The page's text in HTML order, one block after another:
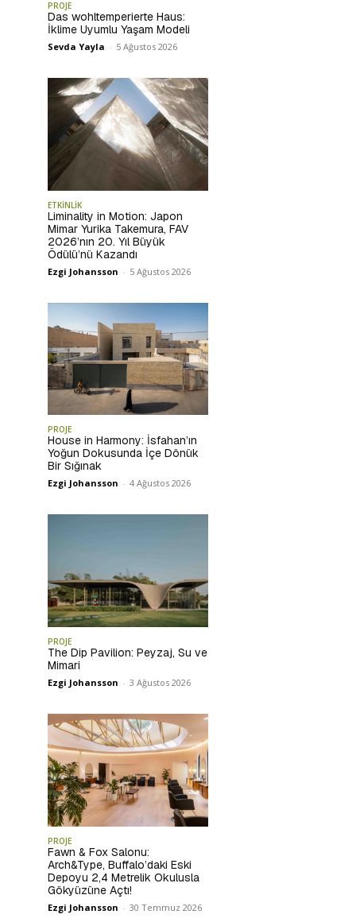
PROJE
Das wohltemperierte Haus:
İklime Uyumlu Yaşam Modeli
Sevda Yayla - 5 Ağustos 2026
ETKİNLİK
Liminality in Motion: Japon
Mimar Yurika Takemura, FAV
2026’nın 20. Yıl Büyük
Ödülü’nü Kazandı
Ezgi Johansson - 5 Ağustos 2026
PROJE
House in Harmony: İsfahan’ın
Yoğun Dokusunda İçe Dönük
Bir Sığınak
Ezgi Johansson - 4 Ağustos 2026
PROJE
The Dip Pavilion: Peyzaj, Su ve
Mimari
Ezgi Johansson - 3 Ağustos 2026
PROJE
Fawn & Fox Salonu:
Arch&Type, Buffalo’daki Eski
Depoyu 2,4 Metrelik Okulusla
Gökyüzüne Açtı!
Ezgi Johansson - 30 Temmuz 2026